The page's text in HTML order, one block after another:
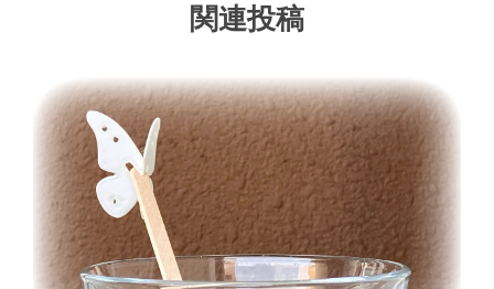
関連投稿